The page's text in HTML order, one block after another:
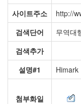
사이트주소
http://
검색단어
무역대
검색추가
설명#1
Himark
첨부화일